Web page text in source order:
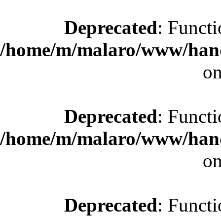
Deprecated:
/home/m/malaro/www/
Deprecated:
/home/m/malaro/www/
Deprecated: